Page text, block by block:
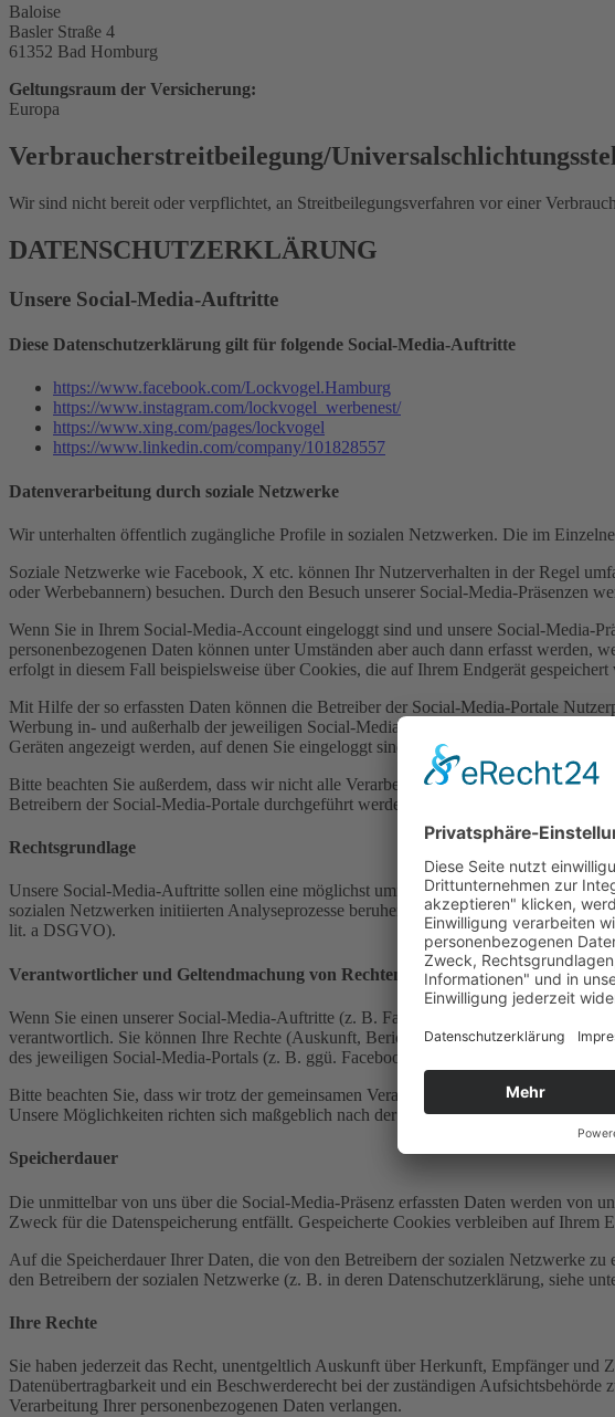
Baloise
Basler Straße 4
61352 Bad Homburg
Geltungsraum der Versicherung:
Europa
Verbraucher­streit­beilegung/
Wir sind nicht bereit oder verpflichtet, an Streitbeilegungsverfahren vor einer
DATENSCHUTZ­ERKLÄRUNG
Unsere Social-Media-Auftritte
Diese Datenschutzerklärung gilt für folgende Social-Media-Auftritte
https://www.facebook.com/Lockvogel.Hamburg
https://www.instagram.com/lockvogel_werbenest/
https://www.xing.com/pages/lockvogel
https://www.linkedin.com/company/101828557
Datenverarbeitung durch soziale Netzwerke
Wir unterhalten öffentlich zugängliche Profile in sozialen Netzwerken. Die im
Soziale Netzwerke wie Facebook, X etc. können Ihr Nutzerverhalten in der Regel
oder Werbebannern) besuchen. Durch den Besuch unserer Social-Media-Präsenzen
Wenn Sie in Ihrem Social-Media-Account eingeloggt sind und unsere Social-Media-
personenbezogenen Daten können unter Umständen aber auch dann erfasst
erfolgt in diesem Fall beispielsweise über Cookies, die auf Ihrem Endgerät
Mit Hilfe der so erfassten Daten können die Betreiber der Social-Media-Portale
Werbung in- und außerhalb der jeweiligen Social-Media-Präsenz angezeigt werden.
Geräten angezeigt werden, auf denen Sie eingeloggt sind oder eingeloggt waren.
Bitte beachten Sie außerdem, dass wir nicht alle Verarbeitungsprozesse auf den
Betreibern der Social-Media-Portale durchgeführt werden. Details hierzu entnehmen
Rechtsgrundlage
Unsere Social-Media-Auftritte sollen eine möglichst umfassende Präsenz im
sozialen Netzwerken initiierten Analyseprozesse beruhen ggf. auf abweichenden
lit. a DSGVO).
Verantwortlicher und Geltendmachung von Rechten
Wenn Sie einen unserer Social-Media-Auftritte (z. B. Facebook) besuchen, sind wir
verantwortlich. Sie können Ihre Rechte (Auskunft, Berichtigung, Löschung,
des jeweiligen Social-Media-Portals (z. B. ggü. Facebook) geltend machen.
Bitte beachten Sie, dass wir trotz der gemeinsamen Verantwortlichkeit mit den
Unsere Möglichkeiten richten sich maßgeblich nach der Unternehmenspolitik des
Speicherdauer
Die unmittelbar von uns über die Social-Media-Präsenz erfassten Daten werden von
Zweck für die Datenspeicherung entfällt. Gespeicherte Cookies verbleiben auf Ihrem
Auf die Speicherdauer Ihrer Daten, die von den Betreibern der sozialen Netzwerke
den Betreibern der sozialen Netzwerke (z. B. in deren Datenschutzerklärung, siehe
Ihre Rechte
Sie haben jederzeit das Recht, unentgeltlich Auskunft über Herkunft, Empfänger und
Datenübertragbarkeit und ein Beschwerderecht bei der zuständigen
Verarbeitung Ihrer personenbezogenen Daten verlangen.